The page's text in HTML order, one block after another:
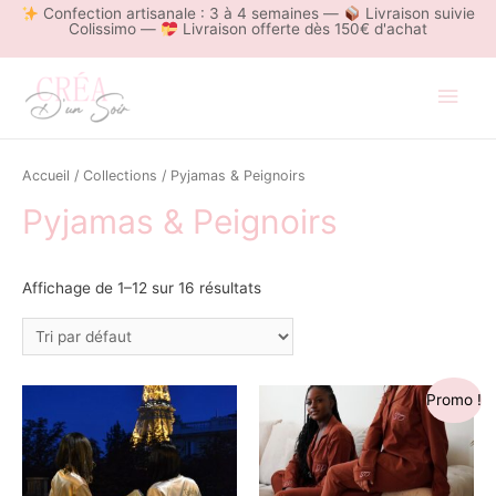
Confection artisanale : 3 à 4 semaines —
Livraison suivie
Colissimo —
Livraison offerte dès 150€ d'achat
Accueil / Collections / Pyjamas & Peignoirs
Pyjamas & Peignoirs
Affichage de 1–12 sur 16 résultats
Promo !